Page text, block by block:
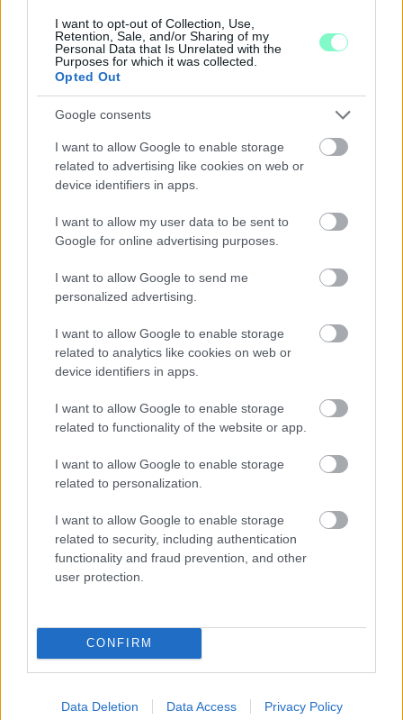
I want to opt-out of Collection, Use,
Retention, Sale, and/or Sharing of my
Personal Data that Is Unrelated with the
Purposes for which it was collected.
Opted Out
Google consents
I want to allow Google to enable storage
related to advertising like cookies on web or
device identifiers in apps.
I want to allow my user data to be sent to
Google for online advertising purposes.
I want to allow Google to send me
personalized advertising.
I want to allow Google to enable storage
related to analytics like cookies on web or
device identifiers in apps.
I want to allow Google to enable storage
related to functionality of the website or app.
I want to allow Google to enable storage
related to personalization.
I want to allow Google to enable storage
related to security, including authentication
functionality and fraud prevention, and other
user protection.
CONFIRM
Data Deletion Data Access Privacy Policy
Középpontban a hagyományőrzés, de lesz Pogány Induló és
Majka koncert, jóga szeánsz, “borhajózás” és egy csomó minden
Szólj hozzá!
ENERGIATAKARÉKOSSÁG: KORÁBBAN KEZDŐDIK
A GYŐRI AUDI ETO KC PÉNTEKI FELKÉSZÜLÉSI
MÉRKŐZÉSE
Az energiaellátás tehermentesítése érdekében másfél órával
előrébb hozták a Brest Bretagne Handball elleni találkozó
kezdését.